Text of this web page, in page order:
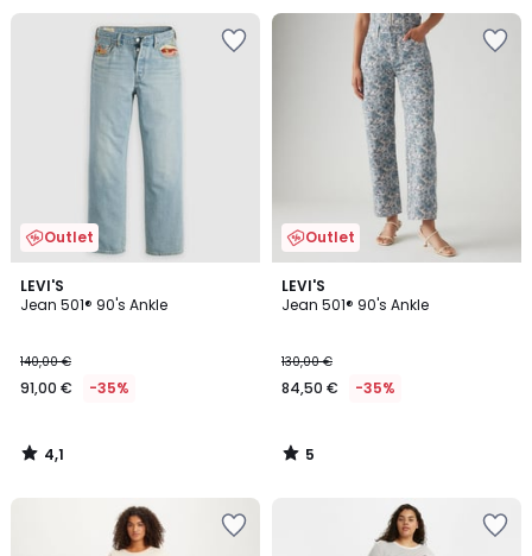
Outlet
LEVI'S
Jean 501® 90's Ankle
140,00 €
91,00 € -35%
4,1
/ 5
4,1
/
Outlet
LEVI'S
Jean 501® 90's Ankle
130,00 €
84,50 € -35%
5
/
5
/